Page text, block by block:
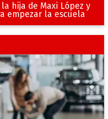
hija de Maxi López y
empezar la escuela